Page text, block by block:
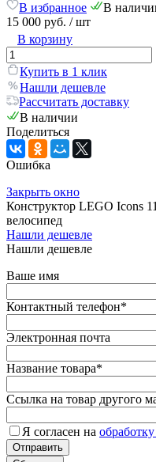
В избранное
В
15 000 руб. / шт
В корзину
Купить в 1 клик
Нашли дешевле
Рассчитать доставку
В наличии
Поделиться
Ошибка
Закрыть окно
Конструктор LEGO Icons
велосипед
Нашли дешевле
Нашли дешевле
Ваше имя
Контактный телефон*
Электронная почта
Название товара*
Ссылка на товар другого
Я согласен на